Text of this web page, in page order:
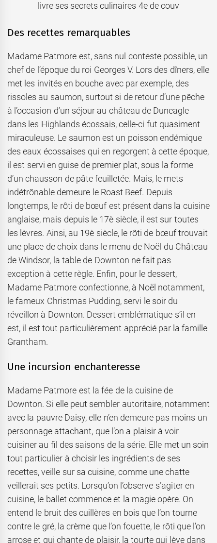
livre ses secrets culinaires 4e de couv
Des recettes remarquables
Madame Patmore est, sans nul conteste possible, un
chef de l’époque du roi Georges V. Lors des dîners, elle
met les invités en bouche avec par exemple, des
rissoles au saumon, surtout si de retour d’une pêche
à l’occasion d’un séjour au château de Duneagle
dans les Highlands écossais, celle-ci fut quasiment
miraculeuse. Le saumon est un poisson endémique
des eaux écossaises qui en regorgent à cette époque,
il est servi en guise de premier plat, sous la forme
d’un chausson de pâte feuilletée. Mais, le mets
indétrônable demeure le Roast Beef. Depuis
longtemps, le rôti de bœuf est présent dans la cuisine
anglaise, mais depuis le 17è siècle, il est sur toutes
les lèvres. Ainsi, au 19è siècle, le rôti de bœuf trouvait
une place de choix dans le menu de Noël du Château
de Windsor, la table de Downton ne fait pas
exception à cette règle. Enfin, pour le dessert,
Madame Patmore confectionne, à Noël notamment,
le fameux Christmas Pudding, servi le soir du
réveillon à Downton. Dessert emblématique s’il en
est, il est tout particulièrement apprécié par la famille
Grantham.
Une incursion enchanteresse
Madame Patmore est la fée de la cuisine de
Downton. Si elle peut sembler autoritaire, notamment
avec la pauvre Daisy, elle n’en demeure pas moins un
personnage attachant, que l’on a plaisir à voir
cuisiner au fil des saisons de la série. Elle met un soin
tout particulier à choisir les ingrédients de ses
recettes, veille sur sa cuisine, comme une chatte
veillerait ses petits. Lorsqu’on l’observe s’agiter en
cuisine, le ballet commence et la magie opère. On
entend le bruit des cuillères en bois que l’on tourne
contre le gré, la crème que l’on fouette, le rôti que l’on
arrose et qui chante de plaisir, la tourte qui lève dans